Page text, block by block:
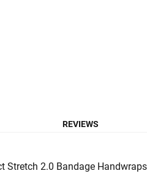
REVIEWS
Stretch 2.0 Bandage